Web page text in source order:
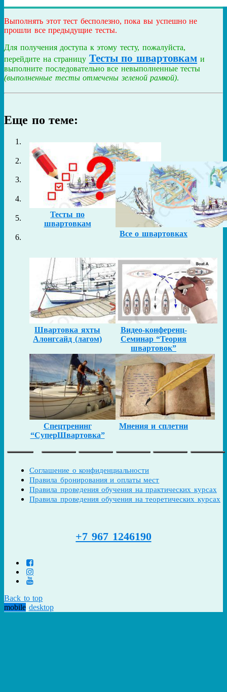
Выполнять этот тест бесполезно, пока вы успешно не
прошли все предыдущие тесты.
Для получения доступа к этому тесту, пожалуйста,
перейдите на страницу Тесты по швартовкам и
выполните последовательно все невыполненные тесты
(выполненные тесты отмечены зеленой рамкой).
Еще по теме:
Тесты по
швартовкам
Все о швартовках
Швартовка яхты
Алонгсайд (лагом)
Видео-конференц-
Семинар “Теория
швартовок”
Спецтренинг
“СуперШвартовка”
Мнения и сплетни
Соглашение о конфиденциальности
Правила бронирования и оплаты мест
Правила проведения обучения на практических курсах
Правила проведения обучения на теоретических курсах
+7 967 1246190
Back to top
mobile desktop